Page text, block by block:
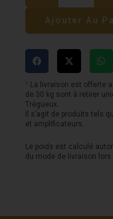
Guitare
LAG
Tramontane
T70ACE-
BLS
-
Cutaway
Ajouter Au
¹ La livraison est offerte
de 30 kg sont à retirer
Trégueux.
Il s’agit de produits tels
et amplificateurs.
Le poids est calculé
du mode de livraison lors